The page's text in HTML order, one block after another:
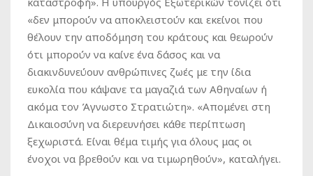
«δεν μπορούν να αποκλειστούν και εκείνοι που
θέλουν την αποδόμηση του κράτους και θεωρούν
ότι μπορούν να καίνε ένα δάσος και να
διακινδυνεύουν ανθρώπινες ζωές με την ίδια
ευκολία που κάψανε τα μαγαζιά των Αθηναίων ή
ακόμα τον Άγνωστο Στρατιώτη». «Απομένει στη
Δικαιοσύνη να διερευνήσει κάθε περίπτωση
ξεχωριστά. Είναι θέμα τιμής για όλους μας οι
ένοχοι να βρεθούν και να τιμωρηθούν», καταλήγει.